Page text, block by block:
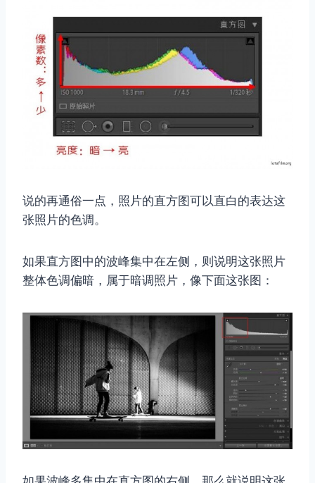
说的再通俗一点，照片的直方图可以直白的表达这
张照片的色调。
如果直方图中的波峰集中在左侧，则说明这张照片
整体色调偏暗，属于暗调照片，像下面这张图：